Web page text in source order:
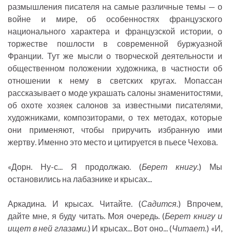
размышления писателя на самые различные темы — о
войне и мире, об особенностях французского
национального характера и французской истории, о
торжестве пошлости в современной буржуазной
Франции. Тут же мысли о творческой деятельности и
общественном положении художника, в частности об
отношении к нему в светских кругах. Мопассан
рассказывает о моде украшать салоны знаменитостями,
об охоте хозяек салонов за известными писателями,
художниками, композиторами, о тех методах, которые
они применяют, чтобы приручить избранную ими
жертву. Именно это место и цитируется в пьесе Чехова.
«Дорн. Ну-с... Я продолжаю. (Берет книгу.) Мы
остановились на лабазнике и крысах...
Аркадина. И крысах. Читайте. (Садится.) Впрочем,
дайте мне, я буду читать. Моя очередь. (Берет книгу и
ищет в ней глазами.) И крысах... Вот оно... (Читает.) «И,